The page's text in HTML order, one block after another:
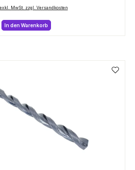
MwSt. zzgl. Versandkosten
In den Warenkorb